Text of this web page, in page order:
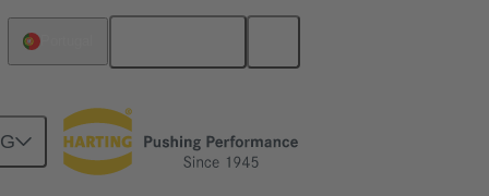
connection 09 03 896 6921